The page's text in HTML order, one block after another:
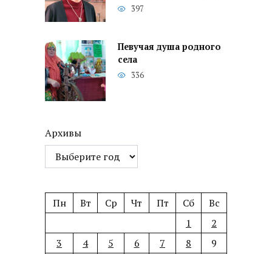
397
Певучая душа родного
села
336
Архивы
Пн Вт Ср Чт Пт Сб
Вс
1
2
3
4 5 6 7 8
9